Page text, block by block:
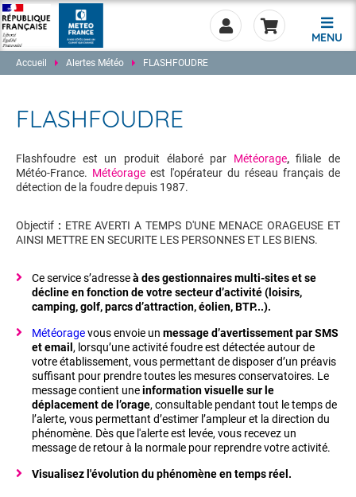
0.00
MENU
Accueil Alertes Météo FLASHFOUDRE
FLASHFOUDRE
Flashfoudre est un produit élaboré par Météorage, filiale de
Météo-France. Météorage est l'opérateur du réseau français de
détection de la foudre depuis 1987.
Objectif : ETRE AVERTI A TEMPS D'UNE MENACE ORAGEUSE ET
AINSI METTRE EN SECURITE LES PERSONNES ET LES BIENS.
Ce service s’adresseà des gestionnaires multi-sites et se
décline en fonction de votre secteur d’activité (loisirs,
camping, golf, parcs d’attraction, éolien, BTP...).
Météoragevous envoie un message d’avertissement par SMS
et email , lorsqu’une activité foudre est détectée autour de
votre établissement, vous permettant de disposer d’un préavis
suffisant pour prendre toutes les mesures conservatoires. Le
message contient uneinformation visuelle sur le
déplacement de l’orage, consultable pendant tout le temps de
l’alerte, vous permettant d’estimer l’ampleur et la direction du
phénomène. Dès que l'alerte est levée, vous recevez un
message de retour à la normale pour reprendre votre activité.
Visualisez l'évolution du phénomène en temps réel.